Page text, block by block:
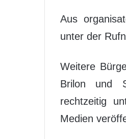
Aus
unter der
Weitere
Brilon und
rechtzeitig
Medien